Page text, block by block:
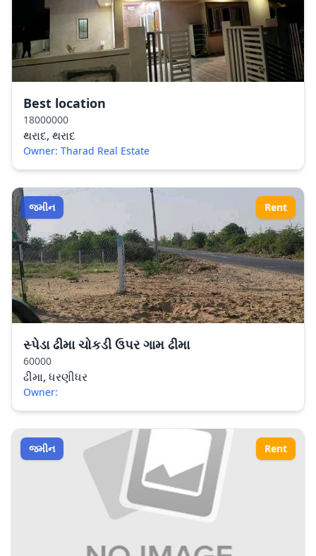
Best location
18000000
થરાદ, થરાદ
Owner: Tharad Real Estate
જમીન Rent
સ્પેડા ઢીમા ચોકડી ઉપર ગામ ઢીમા
60000
ઢીમા, ધરણીધર
Owner:
જમીન Rent